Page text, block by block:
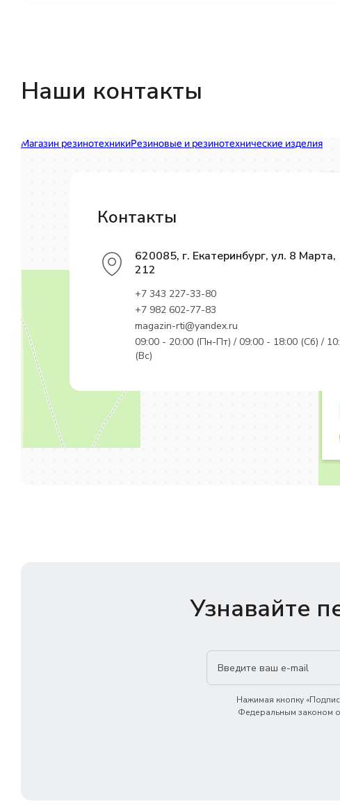
Наши контакты
Магазин резинотехники
Контакты
620085, г. Екатеринбург, ул. 8 Марта,
212
+7 343 227-33-80
+7 982 602-77-83
magazin-rti@yandex.ru
09:00 - 20:00 (Пн-Пт) / 09:00 - 18:00 (Сб) /
(Вс)
Узнавайте
Нажимая кнопку
Федеральным законом